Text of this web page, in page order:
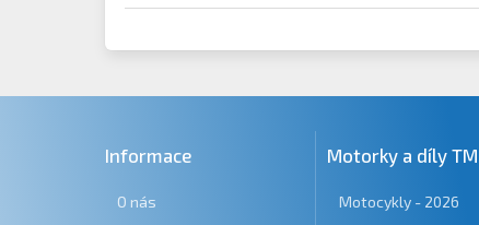
Informace
O nás
Motorky a díly TM
Motocykly - 2026